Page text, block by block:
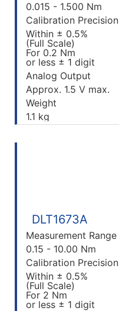
0.015 - 1.500 Nm
Calibration Precision
Within ± 0.5%
(Full Scale)
For 0.2 Nm
or less ± 1 digit
Analog Output
Approx. 1.5 V max.
Weight
1.1 kg
DLT1673A
Measurement Range
0.15 - 10.00 Nm
Calibration Precision
Within ± 0.5%
(Full Scale)
For 2 Nm
or less ± 1 digit